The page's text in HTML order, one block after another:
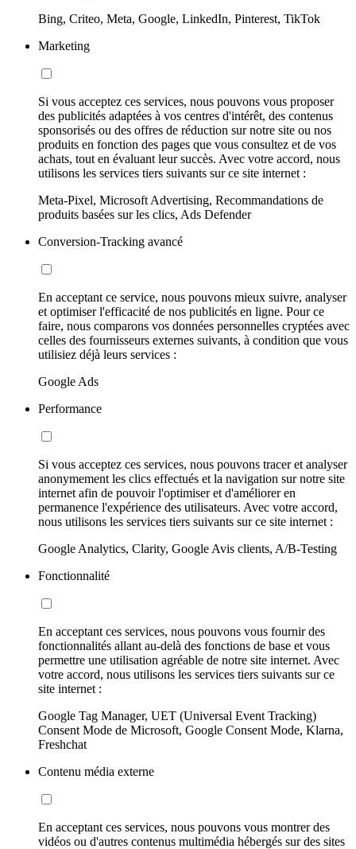
Bing, Criteo, Meta, Google, LinkedIn, Pinterest, TikTok
Marketing
Si vous acceptez ces services, nous pouvons vous proposer
des publicités adaptées à vos centres d'intérêt, des contenus
sponsorisés ou des offres de réduction sur notre site ou nos
produits en fonction des pages que vous consultez et de vos
achats, tout en évaluant leur succès. Avec votre accord, nous
utilisons les services tiers suivants sur ce site internet :
Meta-Pixel, Microsoft Advertising, Recommandations de
produits basées sur les clics, Ads Defender
Conversion-Tracking avancé
En acceptant ce service, nous pouvons mieux suivre, analyser
et optimiser l'efficacité de nos publicités en ligne. Pour ce
faire, nous comparons vos données personnelles cryptées avec
celles des fournisseurs externes suivants, à condition que vous
utilisiez déjà leurs services :
Google Ads
Performance
Si vous acceptez ces services, nous pouvons tracer et analyser
anonymement les clics effectués et la navigation sur notre site
internet afin de pouvoir l'optimiser et d'améliorer en
permanence l'expérience des utilisateurs. Avec votre accord,
nous utilisons les services tiers suivants sur ce site internet :
Google Analytics, Clarity, Google Avis clients, A/B-Testing
Fonctionnalité
En acceptant ces services, nous pouvons vous fournir des
fonctionnalités allant au-delà des fonctions de base et vous
permettre une utilisation agréable de notre site internet. Avec
votre accord, nous utilisons les services tiers suivants sur ce
site internet :
Google Tag Manager, UET (Universal Event Tracking)
Consent Mode de Microsoft, Google Consent Mode, Klarna,
Freshchat
Contenu média externe
En acceptant ces services, nous pouvons vous montrer des
vidéos ou d'autres contenus multimédia hébergés sur des sites